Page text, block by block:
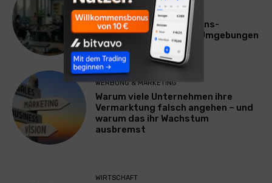
SourcingBlox startet
CentaurNexus: Operations-
Plattform für Zscaler-Umgebungen
WERBUNG & MARKETING
Warum viele Unternehmen ihre
Vermarktung falsch angehen – und
warum das ihr Wachstum
ausbremst
WIRTSCHAFT